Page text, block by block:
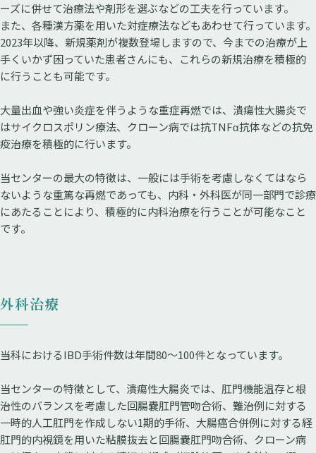
ーズに併せて治療法や剤形を選ぶなどの工夫を行っています。
また、各種漢方薬を用いた対症療法などもあわせて行っています。
2023年以降、新規薬剤が複数登場しますので、今までの治療が上
手くいかず困っていた患者さんにも、これらの新規治療を積極的
に行うことも可能です。
大量出血や強い炎症を伴うような重症再燃では、潰瘍性大腸炎で
はサイクロスポリン療法、クローン病では抗TNFα抗体などの抗免
疫治療を積極的に行います。
当センターの最大の特徴は、一般には手術を考慮しなくてはなら
ないような重篤な再燃であっても、内科・外科医が同一部門で診療
にあたることにより、積極的に内科治療を行うことが可能なこと
です。
外科治療
当科におけるIBD手術件数は年間80～100件となっています。
当センターの特徴として、潰瘍性大腸炎では、肛門機能温存と根
治性のバランスを考慮した回腸嚢肛門管吻合術、難治例に対する
一時的人工肛門を作成しない1期的手術、大腸癌合併例に対する経
肛門的内視鏡を用いた粘膜抜去と回腸嚢肛門吻合術、クローン病